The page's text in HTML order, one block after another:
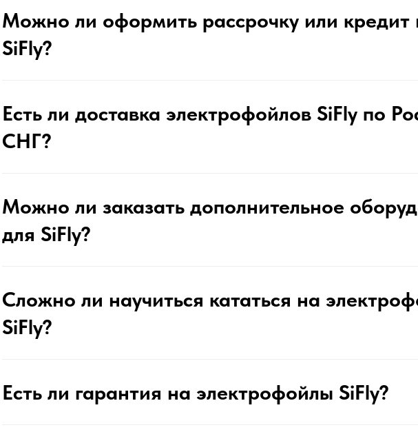
Можно ли оформить рассрочку или кредит
SiFly?
Есть ли доставка электрофойлов SiFly по
СНГ?
Можно ли заказать дополнительное
для SiFly?
Сложно ли научиться кататься на
SiFly?
Есть ли гарантия на электрофойлы SiFly?